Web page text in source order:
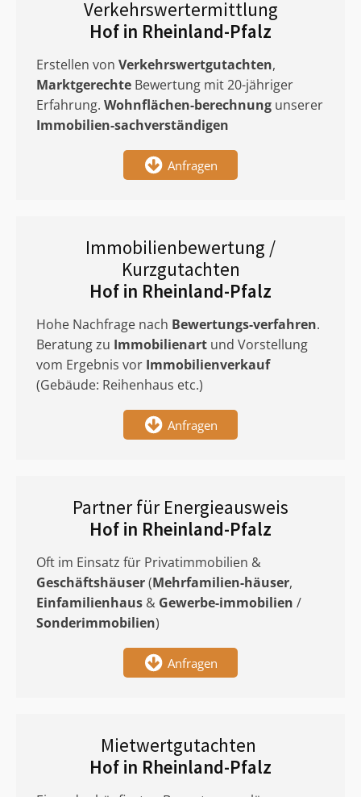
Verkehrswertermittlung
Hof in Rheinland-Pfalz
Erstellen von Verkehrswertgutachten,
Marktgerechte Bewertung mit 20-jähriger
Erfahrung. Wohnflächen-berechnung unserer
Immobilien-sachverständigen
Anfragen
Immobilienbewertung /
Kurzgutachten
Hof in Rheinland-Pfalz
Hohe Nachfrage nach Bewertungs-verfahren.
Beratung zu Immobilienart und Vorstellung
vom Ergebnis vor Immobilienverkauf
(Gebäude: Reihenhaus etc.)
Anfragen
Partner für Energieausweis
Hof in Rheinland-Pfalz
Oft im Einsatz für Privatimmobilien &
Geschäftshäuser(Mehrfamilien-häuser,
Einfamilienhaus & Gewerbe-immobilien /
Sonderimmobilien)
Anfragen
Mietwertgutachten
Hof in Rheinland-Pfalz